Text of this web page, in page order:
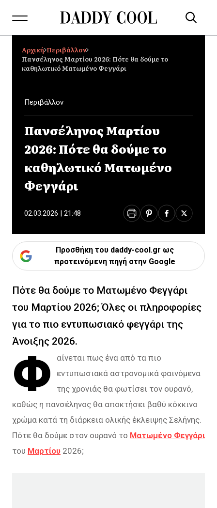
Αρχική Περιβάλλον
Πανσέληνος Μαρτίου 2026: Πότε θα δούμε το
καθηλωτικό Ματωμένο Φεγγάρι
Περιβάλλον
Πανσέληνος Μαρτίου
2026: Πότε θα δούμε το
καθηλωτικό Ματωμένο
Φεγγάρι
02.03.2026 | 21:48
Προσθήκη του daddy-cool.gr ως
προτεινόμενη πηγή στην Google
Πότε θα δούμε το Ματωμένο Φεγγάρι
του Μαρτίου 2026; Όλες οι πληροφορίες
για το πιο εντυπωσιακό φεγγάρι της
Άνοιξης 2026.
Φ
αίνεται πως ένα από τα πιο
εντυπωσιακά αστρονομικά φαινόμενα
της χρονιάς θα φωτίσει τον ουρανό,
καθώς η πανσέληνος θα αποκτήσει βαθύ κόκκινο
χρώμα κατά τη διάρκεια ολικής έκλειψης Σελήνης.
Πότε θα δούμε στον ουρανό το Ματωμένο Φεγγάρι
του Μαρτίου 2026;